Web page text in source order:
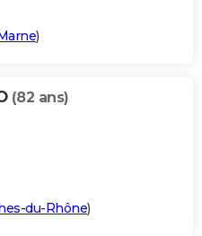
)
(82 ans)
du-Rhône)